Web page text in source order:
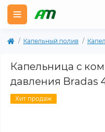
Капельный полив
Капельница с
давления Bradas
Хит продаж